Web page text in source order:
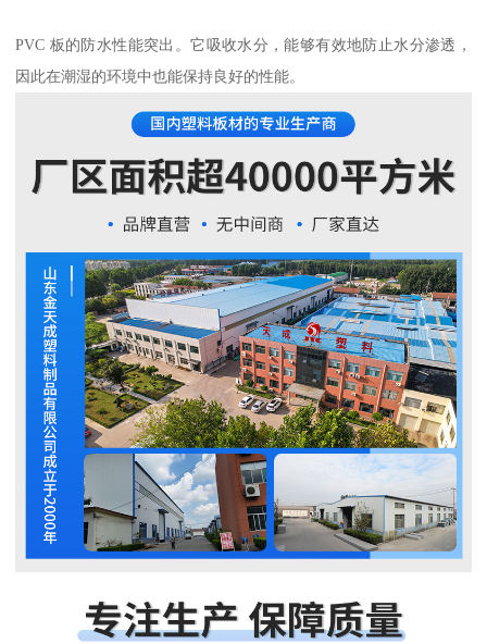
PVC 板的防水性能突出。它吸收水分，能够有效地防止水分渗透，
因此在潮湿的环境中也能保持良好的性能。